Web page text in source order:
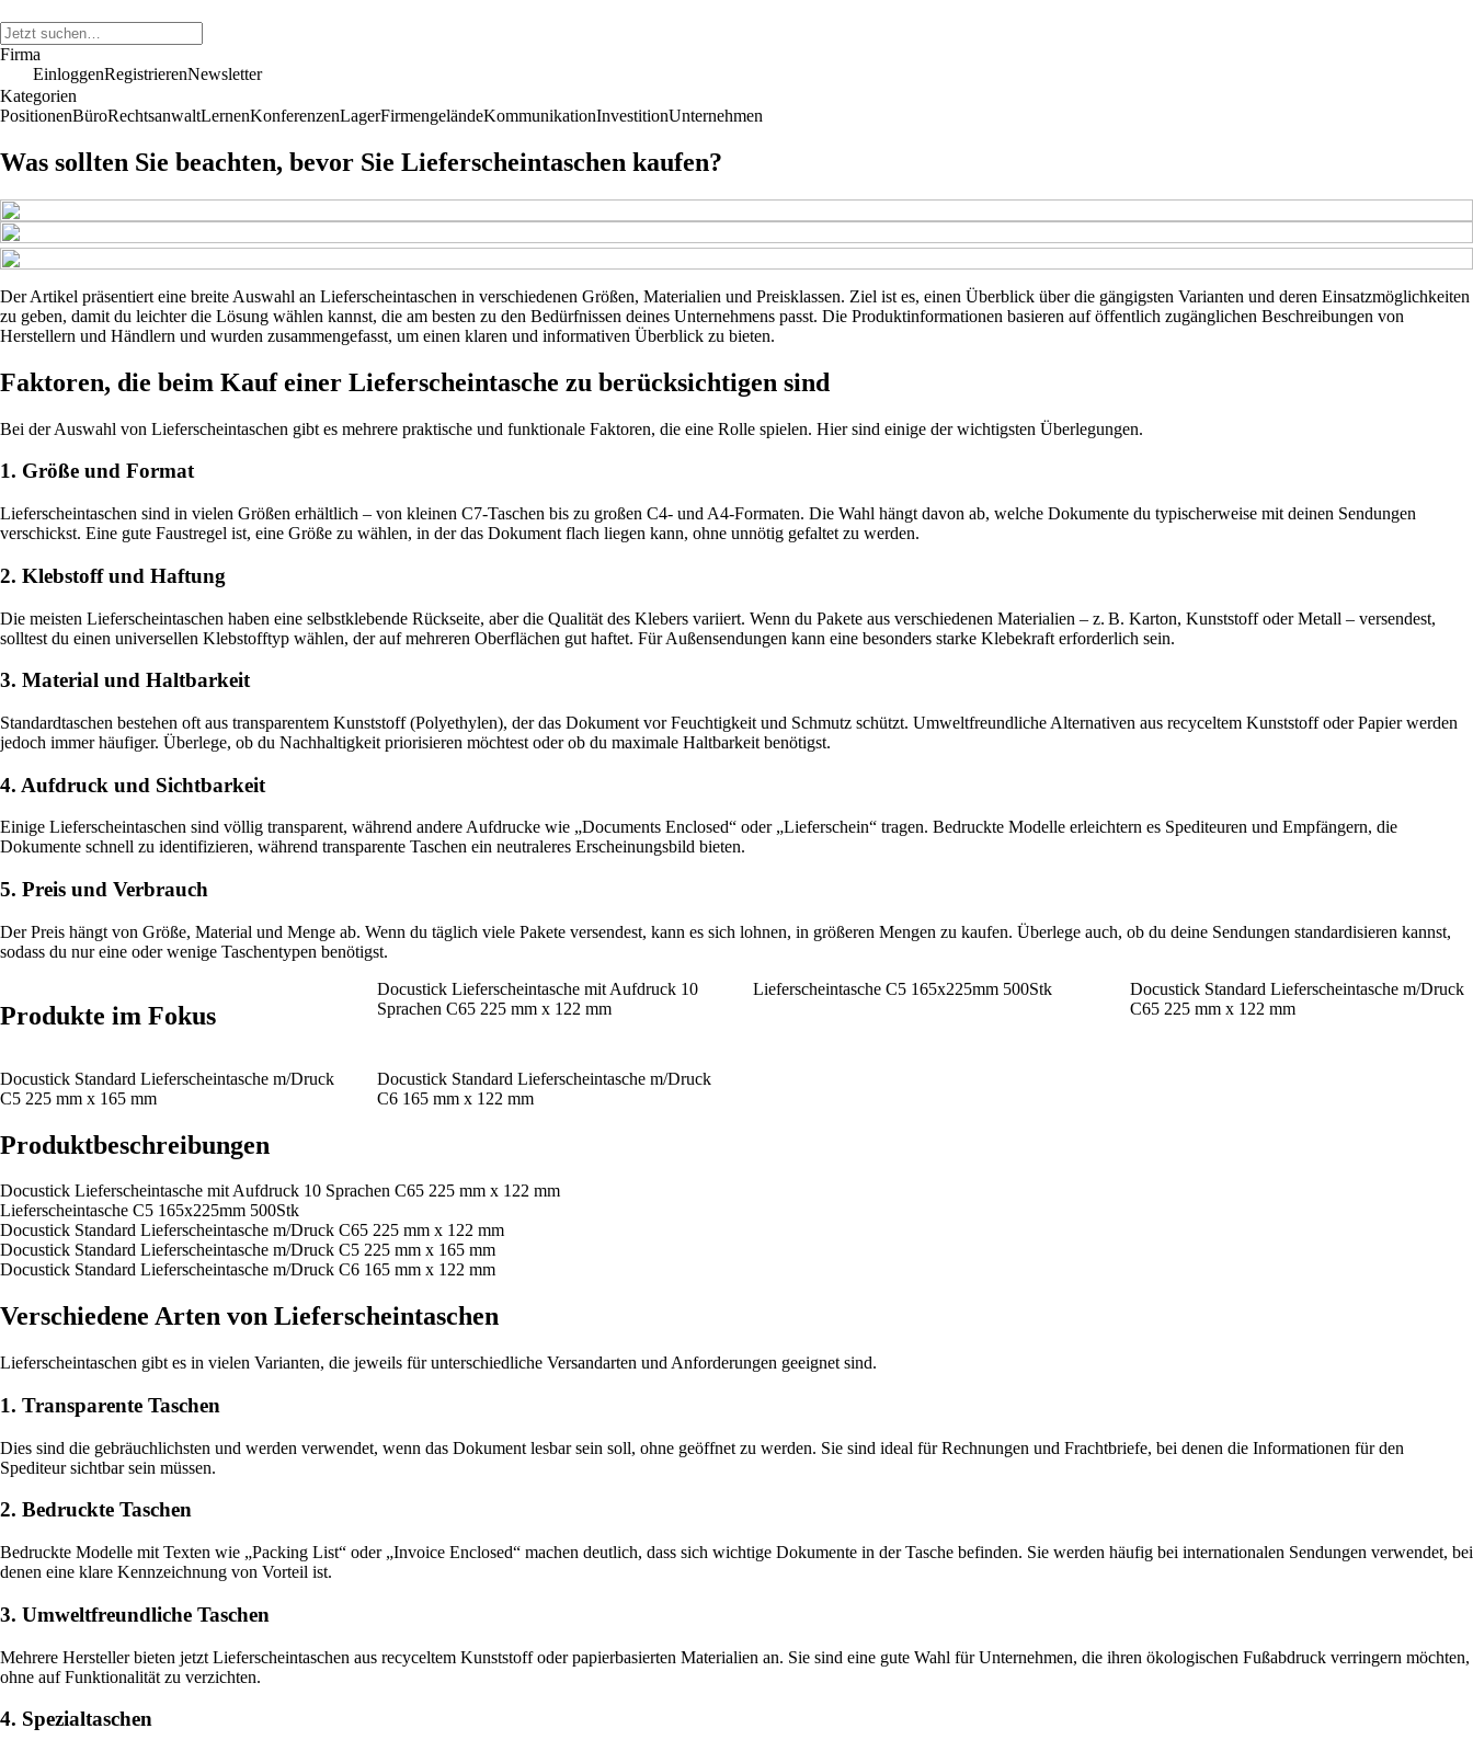
Firma
EinloggenRegistrierenNewsletter
Kategorien
PositionenBüroRechtsanwaltLernenKonferenzenLagerFirmengeländeKommunikationInvestitionUnternehmen
Was sollten Sie beachten, bevor Sie Lieferscheintaschen kaufen?
Der Artikel präsentiert eine breite Auswahl an Lieferscheintaschen in verschiedenen Größen, Materialien und Preisklassen. Ziel ist es, einen Überblick über die gängigsten Varianten und deren Einsatzmöglichkeiten
zu geben, damit du leichter die Lösung wählen kannst, die am besten zu den Bedürfnissen deines Unternehmens passt. Die Produktinformationen basieren auf öffentlich zugänglichen Beschreibungen von
Herstellern und Händlern und wurden zusammengefasst, um einen klaren und informativen Überblick zu bieten.
Faktoren, die beim Kauf einer Lieferscheintasche zu berücksichtigen sind
Bei der Auswahl von Lieferscheintaschen gibt es mehrere praktische und funktionale Faktoren, die eine Rolle spielen. Hier sind einige der wichtigsten Überlegungen.
1. Größe und Format
Lieferscheintaschen sind in vielen Größen erhältlich – von kleinen C7-Taschen bis zu großen C4- und A4-Formaten. Die Wahl hängt davon ab, welche Dokumente du typischerweise mit deinen Sendungen
verschickst. Eine gute Faustregel ist, eine Größe zu wählen, in der das Dokument flach liegen kann, ohne unnötig gefaltet zu werden.
2. Klebstoff und Haftung
Die meisten Lieferscheintaschen haben eine selbstklebende Rückseite, aber die Qualität des Klebers variiert. Wenn du Pakete aus verschiedenen Materialien – z. B. Karton, Kunststoff oder Metall – versendest,
solltest du einen universellen Klebstofftyp wählen, der auf mehreren Oberflächen gut haftet. Für Außensendungen kann eine besonders starke Klebekraft erforderlich sein.
3. Material und Haltbarkeit
Standardtaschen bestehen oft aus transparentem Kunststoff (Polyethylen), der das Dokument vor Feuchtigkeit und Schmutz schützt. Umweltfreundliche Alternativen aus recyceltem Kunststoff oder Papier werden
jedoch immer häufiger. Überlege, ob du Nachhaltigkeit priorisieren möchtest oder ob du maximale Haltbarkeit benötigst.
4. Aufdruck und Sichtbarkeit
Einige Lieferscheintaschen sind völlig transparent, während andere Aufdrucke wie „Documents Enclosed“ oder „Lieferschein“ tragen. Bedruckte Modelle erleichtern es Spediteuren und Empfängern, die
Dokumente schnell zu identifizieren, während transparente Taschen ein neutraleres Erscheinungsbild bieten.
5. Preis und Verbrauch
Der Preis hängt von Größe, Material und Menge ab. Wenn du täglich viele Pakete versendest, kann es sich lohnen, in größeren Mengen zu kaufen. Überlege auch, ob du deine Sendungen standardisieren kannst,
sodass du nur eine oder wenige Taschentypen benötigst.
Produkte im Fokus
Docustick Lieferscheintasche mit Aufdruck 10
Sprachen C65 225 mm x 122 mm
Lieferscheintasche C5 165x225mm 500Stk
Docustick Standard Lieferscheintasche m/Druck
C65 225 mm x 122 mm
Docustick Standard Lieferscheintasche m/Druck
C5 225 mm x 165 mm
Docustick Standard Lieferscheintasche m/Druck
C6 165 mm x 122 mm
Produktbeschreibungen
Docustick Lieferscheintasche mit Aufdruck 10 Sprachen C65 225 mm x 122 mm
Lieferscheintasche C5 165x225mm 500Stk
Docustick Standard Lieferscheintasche m/Druck C65 225 mm x 122 mm
Docustick Standard Lieferscheintasche m/Druck C5 225 mm x 165 mm
Docustick Standard Lieferscheintasche m/Druck C6 165 mm x 122 mm
Verschiedene Arten von Lieferscheintaschen
Lieferscheintaschen gibt es in vielen Varianten, die jeweils für unterschiedliche Versandarten und Anforderungen geeignet sind.
1. Transparente Taschen
Dies sind die gebräuchlichsten und werden verwendet, wenn das Dokument lesbar sein soll, ohne geöffnet zu werden. Sie sind ideal für Rechnungen und Frachtbriefe, bei denen die Informationen für den
Spediteur sichtbar sein müssen.
2. Bedruckte Taschen
Bedruckte Modelle mit Texten wie „Packing List“ oder „Invoice Enclosed“ machen deutlich, dass sich wichtige Dokumente in der Tasche befinden. Sie werden häufig bei internationalen Sendungen verwendet, bei
denen eine klare Kennzeichnung von Vorteil ist.
3. Umweltfreundliche Taschen
Mehrere Hersteller bieten jetzt Lieferscheintaschen aus recyceltem Kunststoff oder papierbasierten Materialien an. Sie sind eine gute Wahl für Unternehmen, die ihren ökologischen Fußabdruck verringern möchten,
ohne auf Funktionalität zu verzichten.
4. Spezialtaschen